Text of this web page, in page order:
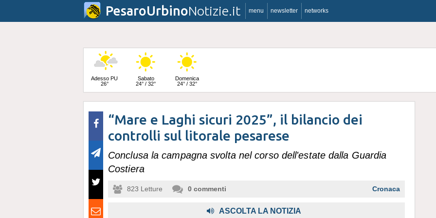
PesaroUrbinoNotizie.it menu newsletter networks
Adesso PU
26°
Sabato
24° / 32°
Domenica
24° / 32°
Lunedì
24° / 33°
“Mare e Laghi sicuri 2025”, il bilancio dei
controlli sul litorale pesarese
Conclusa la campagna svolta nel corso dell'estate dalla Guardia
Costiera
823 Letture 0 commenti Cronaca
ASCOLTA LA NOTIZIA